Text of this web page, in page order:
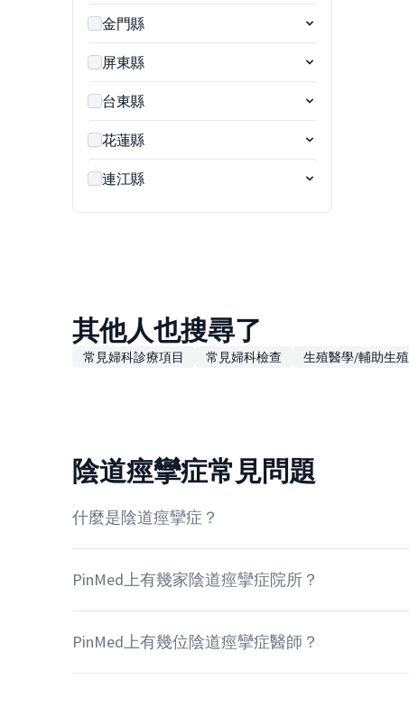
金門縣
屏東縣
台東縣
花蓮縣
連江縣
其他人也搜尋了
常見婦科診療項目 常見婦科檢查 生殖醫學/輔助生殖
陰道痙攣症常見問題
什麼是陰道痙攣症？
PinMed上有幾家陰道痙攣症院所？
PinMed上有幾位陰道痙攣症醫師？